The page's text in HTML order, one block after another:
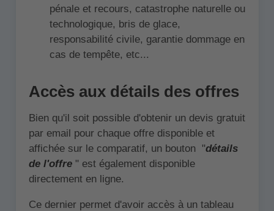
pénale et recours, catastrophe naturelle ou
technologique, bris de glace,
responsabilité civile, garantie dommage en
cas de tempête, etc...
Accès aux détails des offres
Bien qu'il soit possible d'obtenir un devis gratuit
par email pour chaque offre disponible et
affichée sur le comparatif, un bouton "détails
de l'offre" est également disponible
directement en ligne.
Ce dernier permet d'avoir accès à un tableau